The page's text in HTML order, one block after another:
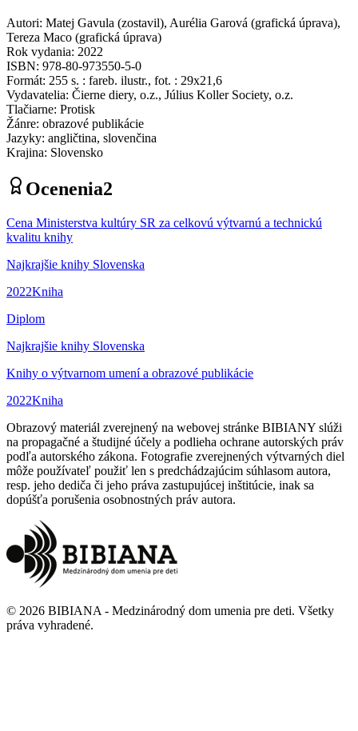
Autori: Matej Gavula (zostavil), Aurélia Garová (grafická úprava),
Tereza Maco (grafická úprava)
Rok vydania: 2022
ISBN: 978-80-973550-5-0
Formát: 255 s. : fareb. ilustr., fot. : 29x21,6
Vydavatelia: Čierne diery, o.z., Július Koller Society, o.z.
Tlačiarne: Protisk
Žánre: obrazové publikácie
Jazyky: angličtina, slovenčina
Krajina: Slovensko
Ocenenia2
Cena Ministerstva kultúry SR za celkovú výtvarnú a technickú
kvalitu knihy
Najkrajšie knihy Slovenska
2022Kniha
Diplom
Najkrajšie knihy Slovenska
Knihy o výtvarnom umení a obrazové publikácie
2022Kniha
Obrazový materiál zverejnený na webovej stránke BIBIANY slúži
na propagačné a študijné účely a podlieha ochrane autorských práv
podľa autorského zákona. Fotografie zverejnených výtvarných diel
môže používateľ použiť len s predchádzajúcim súhlasom autora,
resp. jeho dediča či jeho práva zastupujúcej inštitúcie, inak sa
dopúšťa porušenia osobnostných práv autora.
© 2026 BIBIANA - Medzinárodný dom umenia pre deti. Všetky
práva vyhradené.